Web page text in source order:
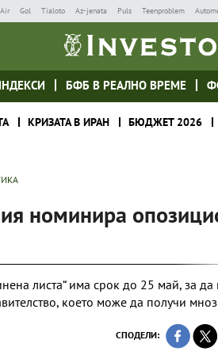
Gol Tialoto Az-jenata Puls Teenproblem
БФБ В РЕАЛНО ВРЕМЕ
КРИЗАТА В ИРАН БЮДЖЕТ 2026
номинира
листа“ има срок до 25 май, за
което може да получи
СПОДЕЛИ: